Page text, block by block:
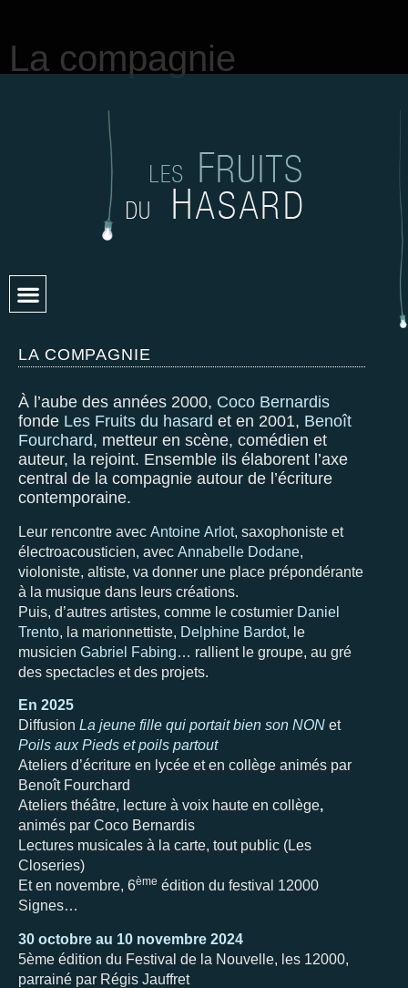
La compagnie
LA COMPAGNIE
À l’aube des années 2000, Coco Bernardis
fonde Les Fruits du hasard et en 2001, Benoît
Fourchard, metteur en scène, comédien et
auteur, la rejoint. Ensemble ils élaborent l’axe
central de la compagnie autour de l’écriture
contemporaine.
Leur rencontre avec Antoine Arlot, saxophoniste et
électroacousticien, avec Annabelle Dodane,
violoniste, altiste, va donner une place prépondérante
à la musique dans leurs créations.
Puis, d’autres artistes, comme le costumier Daniel
Trento, la marionnettiste, Delphine Bardot, le
musicien Gabriel Fabing… rallient le groupe, au gré
des spectacles et des projets.
En 2025
Diffusion La jeune fille qui portait bien son NON et
Poils aux Pieds et poils partout
Ateliers d’écriture en lycée et en collège animés par
Benoît Fourchard
Ateliers théâtre, lecture à voix haute en collège,
animés par Coco Bernardis
Lectures musicales à la carte, tout public (Les
Closeries)
Et en novembre, 6ème édition du festival 12000
Signes…
30 octobre au 10 novembre 2024
5ème édition du Festival de la Nouvelle, les 12000,
parrainé par Régis Jauffret